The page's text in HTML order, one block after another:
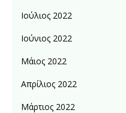
Ιούλιος 2022
Ιούνιος 2022
Μάιος 2022
Απρίλιος 2022
Μάρτιος 2022